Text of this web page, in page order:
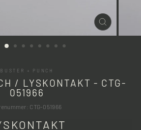
LUK
(ESC)
BUSTER + PUNCH
/ LYSKONTAKT - CTG-
051966
CTG-051966